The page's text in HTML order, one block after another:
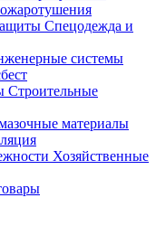
Спецодежда и
системы
Строительные
материалы
Хозяйственные